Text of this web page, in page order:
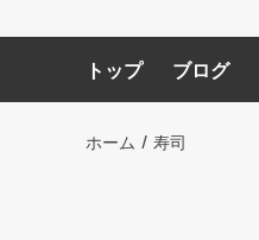
プ
トップ ブログ
ホーム 寿司